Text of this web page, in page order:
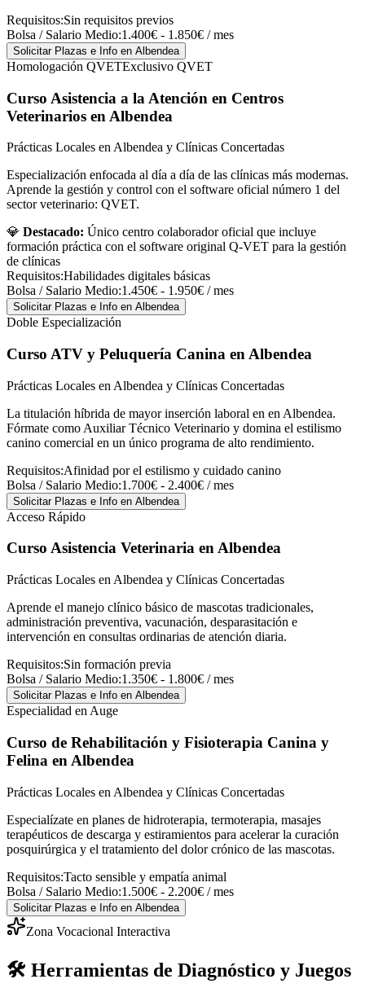
Requisitos:Sin requisitos previos
Bolsa / Salario Medio:1.400€ - 1.850€ / mes
Solicitar Plazas e Info en Albendea
Homologación QVETExclusivo QVET
Curso Asistencia a la Atención en Centros
Veterinarios en Albendea
Prácticas Locales en Albendea y Clínicas Concertadas
Especialización enfocada al día a día de las clínicas más modernas.
Aprende la gestión y control con el software oficial número 1 del
sector veterinario: QVET.
💎 Destacado: Único centro colaborador oficial que incluye
formación práctica con el software original Q-VET para la gestión
de clínicas
Requisitos:Habilidades digitales básicas
Bolsa / Salario Medio:1.450€ - 1.950€ / mes
Solicitar Plazas e Info en Albendea
Doble Especialización
Curso ATV y Peluquería Canina en Albendea
Prácticas Locales en Albendea y Clínicas Concertadas
La titulación híbrida de mayor inserción laboral en en Albendea.
Fórmate como Auxiliar Técnico Veterinario y domina el estilismo
canino comercial en un único programa de alto rendimiento.
Requisitos:Afinidad por el estilismo y cuidado canino
Bolsa / Salario Medio:1.700€ - 2.400€ / mes
Solicitar Plazas e Info en Albendea
Acceso Rápido
Curso Asistencia Veterinaria en Albendea
Prácticas Locales en Albendea y Clínicas Concertadas
Aprende el manejo clínico básico de mascotas tradicionales,
administración preventiva, vacunación, desparasitación e
intervención en consultas ordinarias de atención diaria.
Requisitos:Sin formación previa
Bolsa / Salario Medio:1.350€ - 1.800€ / mes
Solicitar Plazas e Info en Albendea
Especialidad en Auge
Curso de Rehabilitación y Fisioterapia Canina y
Felina en Albendea
Prácticas Locales en Albendea y Clínicas Concertadas
Especialízate en planes de hidroterapia, termoterapia, masajes
terapéuticos de descarga y estiramientos para acelerar la curación
posquirúrgica y el tratamiento del dolor crónico de las mascotas.
Requisitos:Tacto sensible y empatía animal
Bolsa / Salario Medio:1.500€ - 2.200€ / mes
Solicitar Plazas e Info en Albendea
Zona Vocacional Interactiva
🛠️ Herramientas de Diagnóstico y Juegos